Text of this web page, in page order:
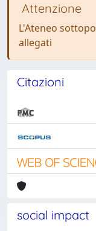
Attenzione
L'Ateneo
allegati
Citazioni
social impact